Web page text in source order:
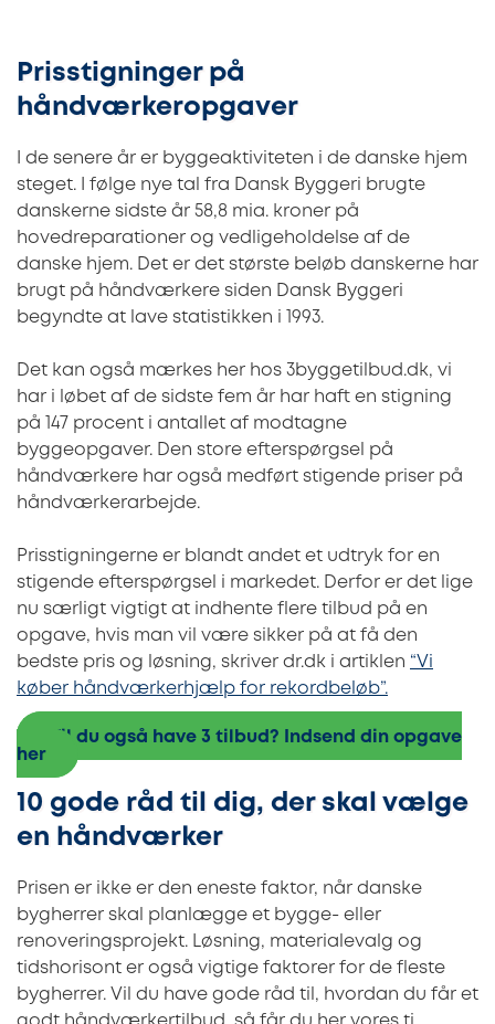
Prisstigninger på
håndværkeropgaver
I de senere år er byggeaktiviteten i de danske hjem
steget. I følge nye tal fra Dansk Byggeri brugte
danskerne sidste år 58,8 mia. kroner på
hovedreparationer og vedligeholdelse af de
danske hjem. Det er det største beløb danskerne har
brugt på håndværkere siden Dansk Byggeri
begyndte at lave statistikken i 1993.
Det kan også mærkes her hos 3byggetilbud.dk, vi
har i løbet af de sidste fem år har haft en stigning
på 147 procent i antallet af modtagne
byggeopgaver. Den store efterspørgsel på
håndværkere har også medført stigende priser på
håndværkerarbejde.
Prisstigningerne er blandt andet et udtryk for en
stigende efterspørgsel i markedet. Derfor er det lige
nu særligt vigtigt at indhente flere tilbud på en
opgave, hvis man vil være sikker på at få den
bedste pris og løsning, skriver dr.dk i artiklen “Vi
køber håndværkerhjælp for rekordbeløb”.
Vil du også have 3 tilbud? Indsend din opgave
her
10 gode råd til dig, der skal vælge
en håndværker
Prisen er ikke er den eneste faktor, når danske
bygherrer skal planlægge et bygge- eller
renoveringsprojekt. Løsning, materialevalg og
tidshorisont er også vigtige faktorer for de fleste
bygherrer. Vil du have gode råd til, hvordan du får et